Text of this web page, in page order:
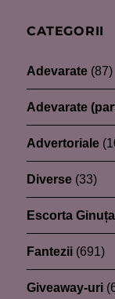
CATEGORII
Adevarate (87)
Adevarate
Advertoriale
Diverse (33)
Escorta Ginuța
Fantezii (691)
Giveaway-uri